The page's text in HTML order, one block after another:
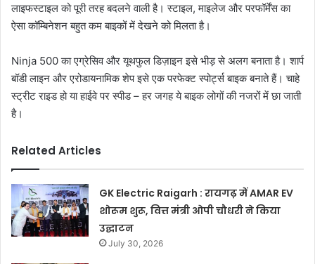
लाइफस्टाइल को पूरी तरह बदलने वाली है। स्टाइल, माइलेज और परफॉर्मेंस का
ऐसा कॉम्बिनेशन बहुत कम बाइकों में देखने को मिलता है।
Ninja 500 का एग्रेसिव और यूथफुल डिज़ाइन इसे भीड़ से अलग बनाता है। शार्प
बॉडी लाइन और एरोडायनामिक शेप इसे एक परफेक्ट स्पोर्ट्स बाइक बनाते हैं। चाहे
स्ट्रीट राइड हो या हाईवे पर स्पीड – हर जगह ये बाइक लोगों की नजरों में छा जाती
है।
Related Articles
GK Electric Raigarh : रायगढ़ में AMAR EV
शोरूम शुरू, वित्त मंत्री ओपी चौधरी ने किया
उद्घाटन
July 30, 2026